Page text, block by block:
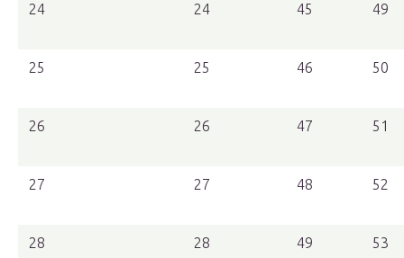
24 24 45 49
25 25 46 50
26 26 47 51
27 27 48 52
28 28 49 53